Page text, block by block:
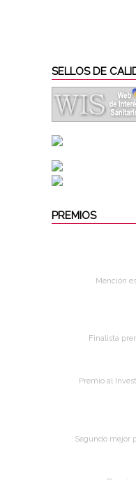
SELLOS DE
PREMIOS
Mención
Finalista
Premio al
Segundo mejor